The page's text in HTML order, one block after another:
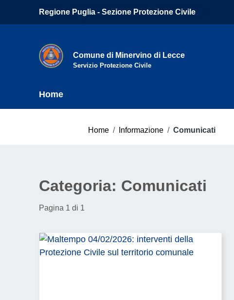
Vai al menu di navigazione
Regione Puglia - Sezione Protezione Civile
Comune di Minervino di Lecce
Servizio Protezione Civile
Home
Home / Informazione / Comunicati
Categoria: Comunicati
Pagina 1 di 1